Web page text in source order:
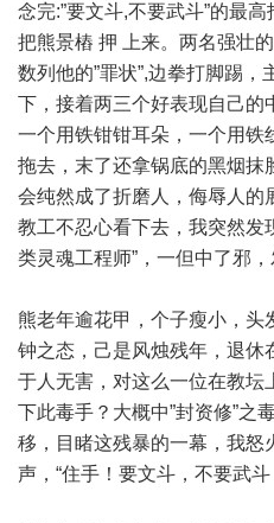
念完:”要文斗,不要武斗”的最
把熊景樁 押 上来。两名强壮
数列他的”罪状”,边拳打脚踢
下，接着两三个好表现自己的
一个用铁钳钳耳朵，一个用铁
拖去，末了还拿锅底的黑烟抹
会纯然成了折磨人，侮辱人的
教工不忍心看下去，我突然发
类灵魂工程师”，一但中了邪
熊老年逾花甲，个子瘦小，头
钟之态，己是风烛残年，退休
于人无害，对这么一位在教坛
下此毒手？大概中”封资修”之
移，目睹这残暴的一幕，我怒
声，“住手！要文斗，不要武斗